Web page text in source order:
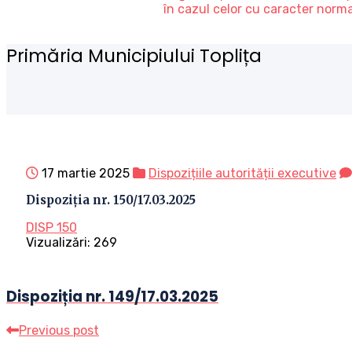
în cazul celor cu caracter
Primăria Municipiului Toplița
17 martie 2025 Dispozițiile autorității executive
Dispoziția nr. 150/17.03.2025
DISP 150
Vizualizări: 269
Dispoziția nr. 149/17.03.2025
Previous post